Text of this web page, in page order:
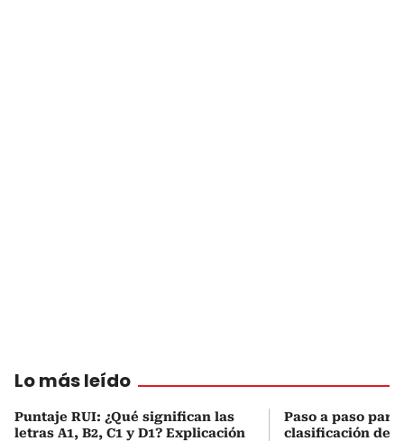
Lo más leído
Puntaje RUI: ¿Qué significan las
letras A1, B2, C1 y D1? Explicación
Paso a paso
clasificación del